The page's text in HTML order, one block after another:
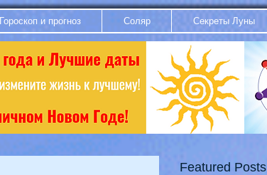
Гороскоп и прогноз Соляр Секреты Луны
Featured Posts